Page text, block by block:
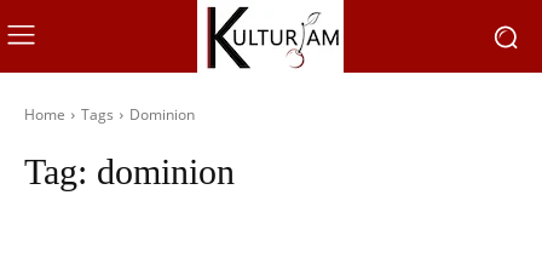
Home Tags Dominion
Tag: dominion